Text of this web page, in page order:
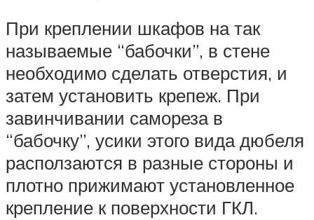
При креплении шкафов на так
называемые “бабочки”, в стене
необходимо сделать отверстия, и
затем установить крепеж. При
завинчивании самореза в
“бабочку”, усики этого вида дюбеля
расползаются в разные стороны и
плотно прижимают установленное
крепление к поверхности ГКЛ.